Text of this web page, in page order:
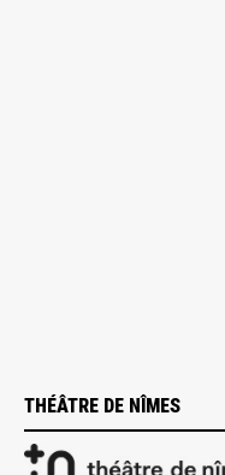
THÉÂTRE DE NÎMES